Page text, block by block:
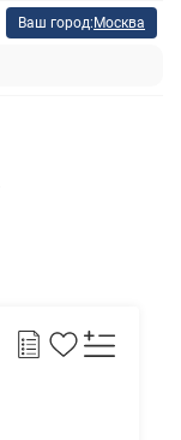
Ваш город: Москва